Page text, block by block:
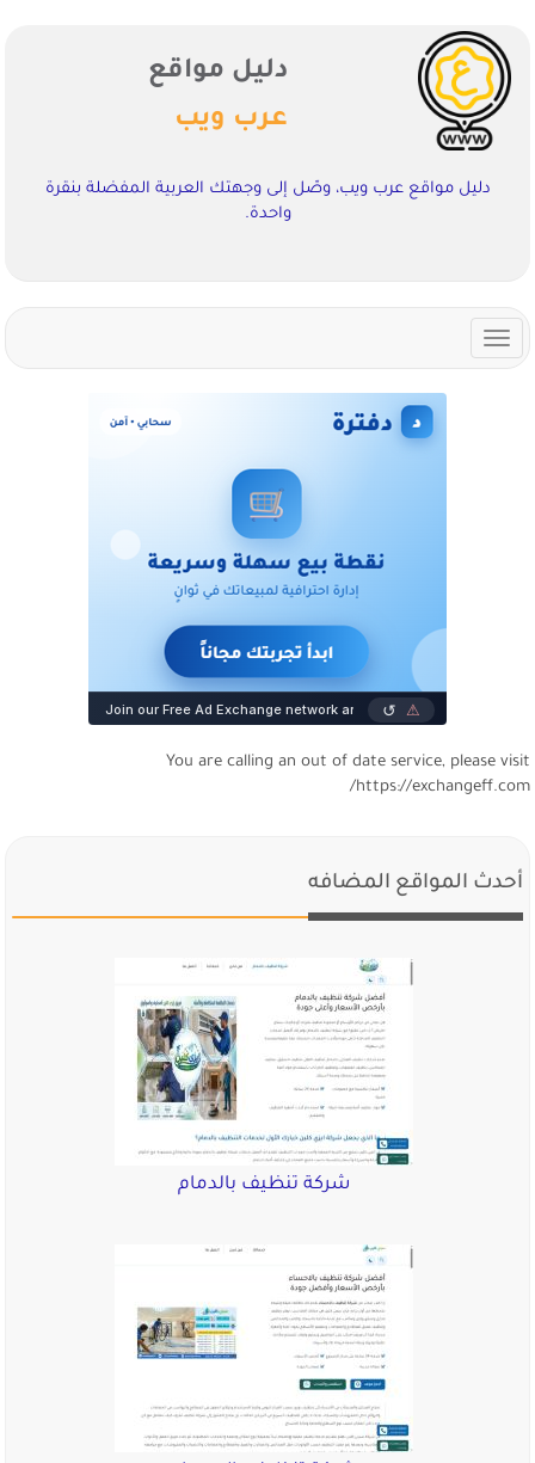
دليل مواقع
عرب ويب
دليل مواقع عرب ويب، وصّل إلى وجهتك العربية المفضلة بنقرة
واحدة.
Toggle
navigation
You are calling an out of date service, please visit
https://exchangeff.com/
أحدث المواقع المضافه
شركة تنظيف بالدمام